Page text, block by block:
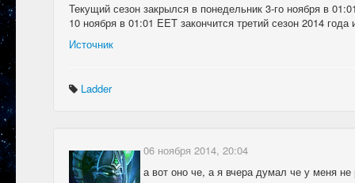
Текущий сезон закрылся в понедельник 3-го ноября в
10 ноября в 01:01 EET закончится третий сезон 2014 года
Источник
Ladder
06 ноября 2014, 20:04
а вот оно че, а я вчера думал че у меня не